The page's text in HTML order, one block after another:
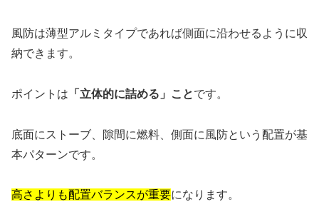
風防は薄型アルミタイプであれば側面に沿わせるように収
納できます。
ポイントは 「立体的に詰める」ことです。
底面にストーブ、隙間に燃料、側面に風防という配置が基
本パターンです。
高さよりも配置バランスが重要になります。